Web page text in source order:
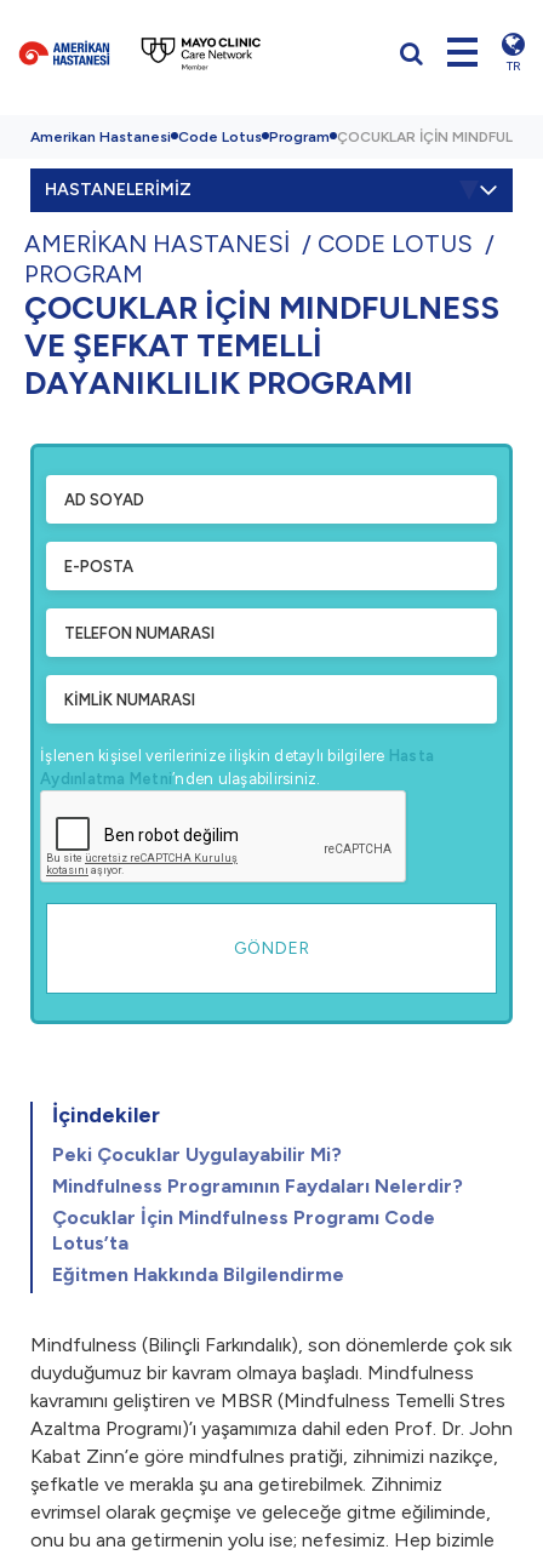
TR
Amerikan Hastanesi Code Lotus Program ÇOCUKLAR İÇİN
HASTANELERİMİZ
AMERİKAN HASTANESİ
CODE LOTUS
PROGRAM
ÇOCUKLAR İÇİN MINDFULNESS
VE ŞEFKAT TEMELLİ
DAYANIKLILIK PROGRAMI
İşlenen kişisel verilerinize ilişkin detaylı bilgilere Hasta
Aydınlatma Metni’nden ulaşabilirsiniz.
GÖNDER
İçindekiler
Peki Çocuklar Uygulayabilir Mi?
Mindfulness Programının Faydaları Nelerdir?
Çocuklar İçin Mindfulness Programı Code
Lotus’ta
Eğitmen Hakkında Bilgilendirme
Mindfulness (Bilinçli Farkındalık), son dönemlerde çok sık
duyduğumuz bir kavram olmaya başladı. Mindfulness
kavramını geliştiren ve MBSR (Mindfulness Temelli Stres
Azaltma Programı)’ı yaşamımıza dahil eden Prof. Dr. John
Kabat Zinn’e göre mindfulnes pratiği, zihnimizi nazikçe,
şefkatle ve merakla şu ana getirebilmek. Zihnimiz
evrimsel olarak geçmişe ve geleceğe gitme eğiliminde,
onu bu ana getirmenin yolu ise; nefesimiz. Hep bizimle